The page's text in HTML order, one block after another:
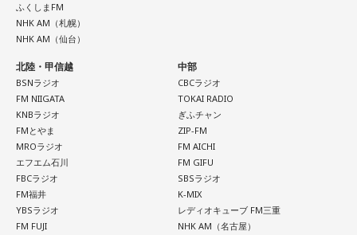
ふくしまFM
NHK AM（札幌）
NHK AM（仙台）
北陸・甲信越
BSNラジオ
FM NIIGATA
KNBラジオ
FMとやま
MROラジオ
エフエム石川
FBCラジオ
FM福井
YBSラジオ
FM FUJI
中部
CBCラジオ
TOKAI RADIO
ぎふチャン
ZIP-FM
FM AICHI
FM GIFU
SBSラジオ
K-MIX
レディオキューブ FM三重
NHK AM（名古屋）